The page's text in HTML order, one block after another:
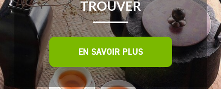
TROUVER
EN SAVOIR PLUS